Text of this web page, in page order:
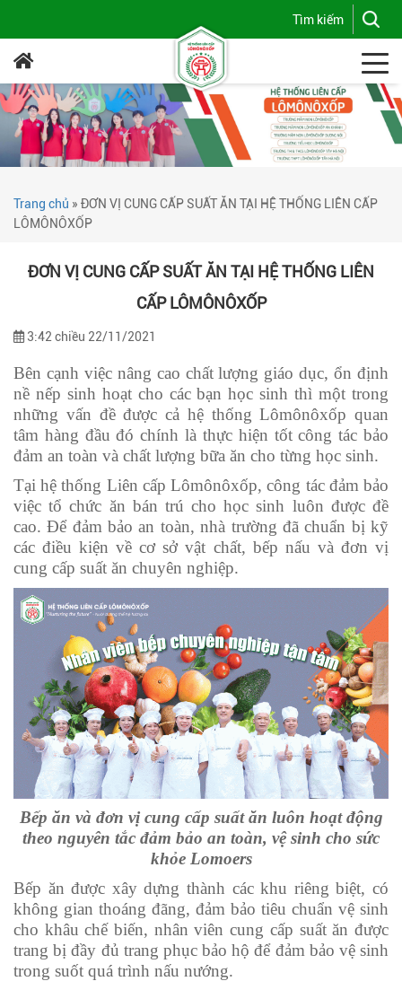
Trang chủ » ĐƠN VỊ CUNG CẤP SUẤT ĂN TẠI HỆ THỐNG LIÊN CẤP
LÔMÔNÔXỐP
ĐƠN VỊ CUNG CẤP SUẤT ĂN TẠI HỆ THỐNG LIÊN
CẤP LÔMÔNÔXỐP
3:42 chiều 22/11/2021
Bên cạnh việc nâng cao chất lượng giáo dục, ổn định
nề nếp sinh hoạt cho các bạn học sinh thì một trong
những vấn đề được cả hệ thống Lômônôxốp quan
tâm hàng đầu đó chính là thực hiện tốt công tác bảo
đảm an toàn và chất lượng bữa ăn cho từng học sinh.
Tại hệ thống Liên cấp Lômônôxốp, công tác đảm bảo
việc tổ chức ăn bán trú cho học sinh luôn được đề
cao. Để đảm bảo an toàn, nhà trường đã chuẩn bị kỹ
các điều kiện về cơ sở vật chất, bếp nấu và đơn vị
cung cấp suất ăn chuyên nghiệp.
Bếp ăn và đơn vị cung cấp suất ăn luôn hoạt động
theo nguyên tắc đảm bảo an toàn, vệ sinh cho sức
khỏe Lomoers
Bếp ăn được xây dựng thành các khu riêng biệt, có
không gian thoáng đãng, đảm bảo tiêu chuẩn vệ sinh
cho khâu chế biến, nhân viên cung cấp suất ăn được
trang bị đầy đủ trang phục bảo hộ để đảm bảo vệ sinh
trong suốt quá trình nấu nướng.